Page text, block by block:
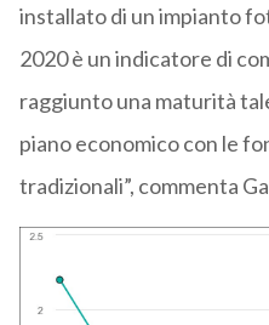
installato di un impianto
2020 è un indicatore di
raggiunto una maturità
piano economico con le
tradizionali”, commenta